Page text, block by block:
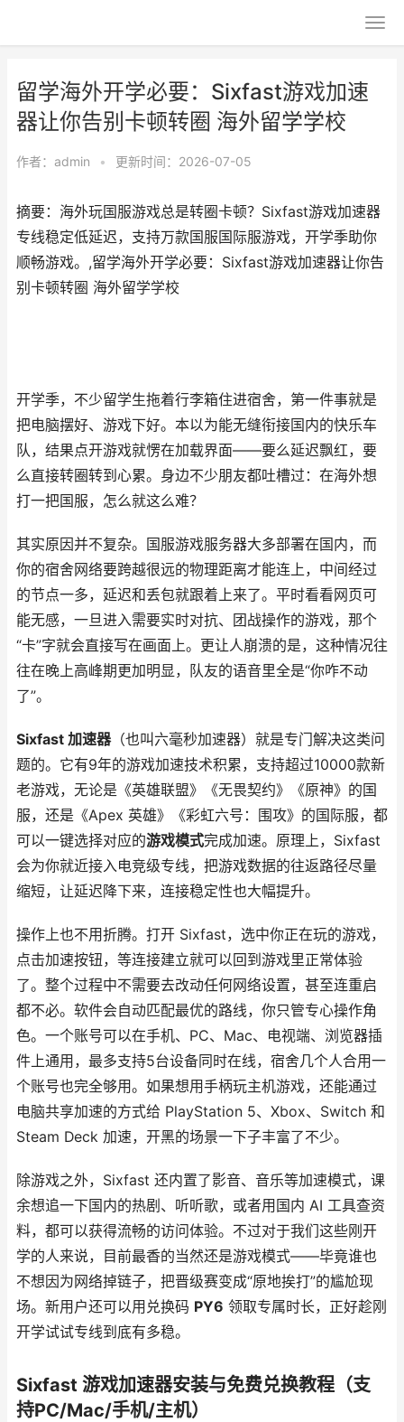
留学海外开学必要：Sixfast游戏加速
器让你告别卡顿转圈 海外留学学校
作者： admin • 更新时间：2026-07-05
摘要：海外玩国服游戏总是转圈卡顿？Sixfast游戏加速器
专线稳定低延迟，支持万款国服国际服游戏，开学季助你
顺畅游戏。,留学海外开学必要：Sixfast游戏加速器让你告
别卡顿转圈 海外留学学校
开学季，不少留学生拖着行李箱住进宿舍，第一件事就是
把电脑摆好、游戏下好。本以为能无缝衔接国内的快乐车
队，结果点开游戏就愣在加载界面——要么延迟飘红，要
么直接转圈转到心累。身边不少朋友都吐槽过：在海外想
打一把国服，怎么就这么难？
其实原因并不复杂。国服游戏服务器大多部署在国内，而
你的宿舍网络要跨越很远的物理距离才能连上，中间经过
的节点一多，延迟和丢包就跟着上来了。平时看看网页可
能无感，一旦进入需要实时对抗、团战操作的游戏，那个
“卡”字就会直接写在画面上。更让人崩溃的是，这种情况往
往在晚上高峰期更加明显，队友的语音里全是“你咋不动
了”。
Sixfast 加速器（也叫六毫秒加速器）就是专门解决这类问
题的。它有9年的游戏加速技术积累，支持超过10000款新
老游戏，无论是《英雄联盟》《无畏契约》《原神》的国
服，还是《Apex 英雄》《彩虹六号：围攻》的国际服，都
可以一键选择对应的游戏模式完成加速。原理上，Sixfast
会为你就近接入电竞级专线，把游戏数据的往返路径尽量
缩短，让延迟降下来，连接稳定性也大幅提升。
操作上也不用折腾。打开 Sixfast，选中你正在玩的游戏，
点击加速按钮，等连接建立就可以回到游戏里正常体验
了。整个过程中不需要去改动任何网络设置，甚至连重启
都不必。软件会自动匹配最优的路线，你只管专心操作角
色。一个账号可以在手机、PC、Mac、电视端、浏览器插
件上通用，最多支持5台设备同时在线，宿舍几个人合用一
个账号也完全够用。如果想用手柄玩主机游戏，还能通过
电脑共享加速的方式给 PlayStation 5、Xbox、Switch 和
Steam Deck 加速，开黑的场景一下子丰富了不少。
除游戏之外，Sixfast 还内置了影音、音乐等加速模式，课
余想追一下国内的热剧、听听歌，或者用国内 AI 工具查资
料，都可以获得流畅的访问体验。不过对于我们这些刚开
学的人来说，目前最香的当然还是游戏模式——毕竟谁也
不想因为网络掉链子，把晋级赛变成“原地挨打”的尴尬现
场。新用户还可以用兑换码 PY6 领取专属时长，正好趁刚
开学试试专线到底有多稳。
Sixfast 游戏加速器安装与免费兑换教程（支
持PC/Mac/手机/主机）